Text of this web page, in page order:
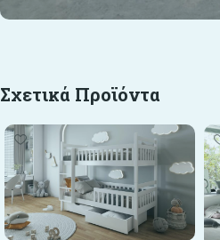
Σχετικά Προϊόντα